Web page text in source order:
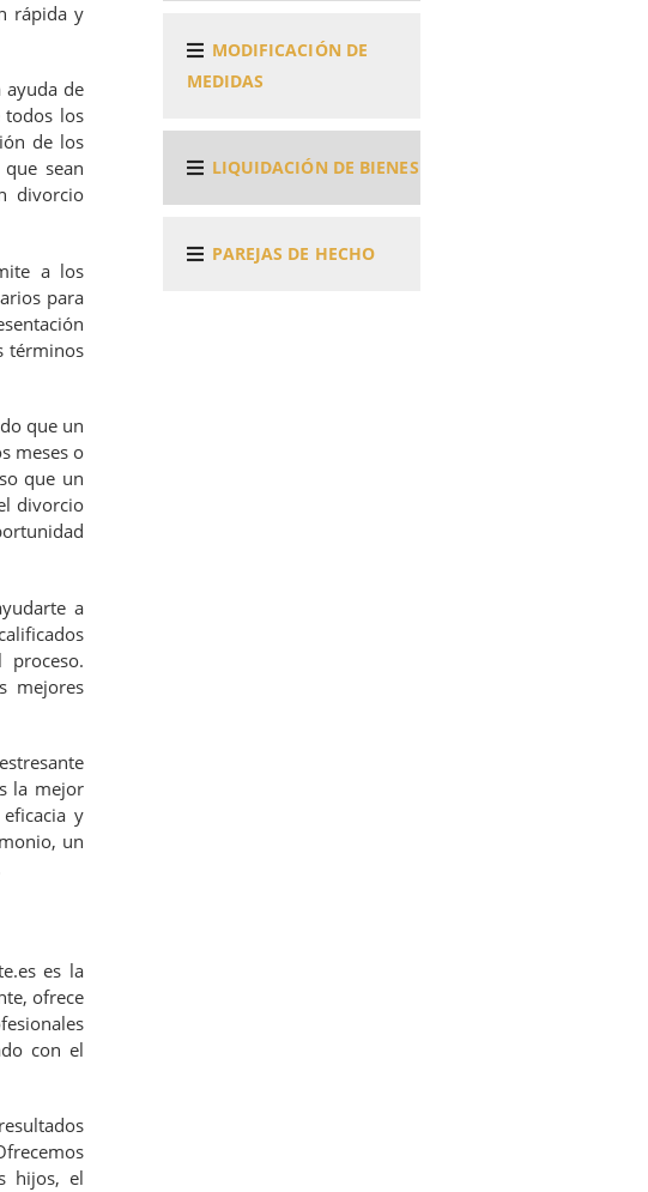
rápida y
ayuda de
todos los
de los
sean
divorcio
a los
para
términos
que un
meses o
que un
divorcio
a
mejores
la mejor
y
un
es la
ofrece
con el
hijos, el
MODIFICACIÓN DE
MEDIDAS
LIQUIDACIÓN DE BIENES
PAREJAS DE HECHO